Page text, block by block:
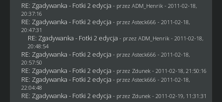
RE: Zgadywanka - Fotki 2 edycja - przez ADM_Henrik - 2011-02-18,
20:37:16
RE: Zgadywanka - Fotki 2 edycja - przez Asteck666 - 2011-02-18,
20:47:31
RE: Zgadywanka - Fotki 2 edycja - przez ADM_Henrik - 2011-02-18,
20:48:54
RE: Zgadywanka - Fotki 2 edycja - przez Asteck666 - 2011-02-18,
20:57:50
RE: Zgadywanka - Fotki 2 edycja - przez Zdunek - 2011-02-18, 21:50:16
RE: Zgadywanka - Fotki 2 edycja - przez Asteck666 - 2011-02-18,
22:04:48
RE: Zgadywanka - Fotki 2 edycja - przez Zdunek - 2011-02-19, 11:31:31